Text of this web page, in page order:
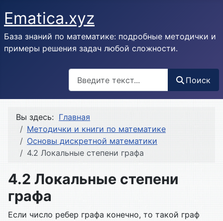
Ematica.xyz
База знаний по математике: подробные методички и
примеры решения задач любой сложности.
Поиск
Вы здесь: Главная
Методички и книги по математике
Основы дискретной математики
4.2 Локальные степени графа
4.2 Локальные степени
графа
Если число ребер графа конечно, то такой граф